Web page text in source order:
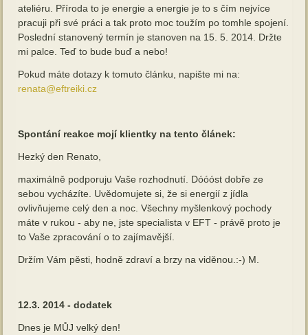
ateliéru. Příroda to je energie a energie je to s čím nejvíce
pracuji při své práci a tak proto moc toužím po tomhle spojení.
Poslední stanovený termín je stanoven na 15. 5. 2014. Držte
mi palce. Teď to bude buď a nebo!
Pokud máte dotazy k tomuto článku, napište mi na:
renata@eftreiki.cz
Spontání reakce mojí klientky na tento článek:
Hezký den Renato,
maximálně podporuju Vaše rozhodnutí. Dóóóst dobře ze
sebou vycházíte. Uvědomujete si, že si energií z jídla
ovlivňujeme celý den a noc. Všechny myšlenkový pochody
máte v rukou - aby ne, jste specialista v EFT - právě proto je
to Vaše zpracování o to zajímavější.
Držím Vám pěsti, hodně zdraví a brzy na viděnou.:-) M.
12.3. 2014 - dodatek
Dnes je MŮJ velký den!